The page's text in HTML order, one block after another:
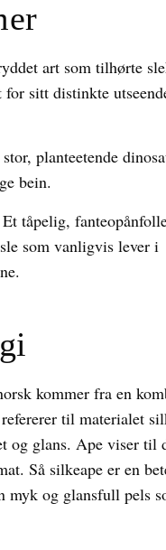
art som tilhørte
sitt distinkte
planteetende
bein.
Et tåpelig,
som vanligvis lever i
kommer fra en
til materialet
og glans. Ape viser til
Så silkeape er en
myk og glansfull pels